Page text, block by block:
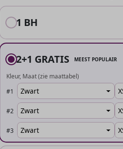
1 BH
2+1 GRATIS MEEST POPULAIR
Kleur Maat (zie maattabel)
#1
#2
#3